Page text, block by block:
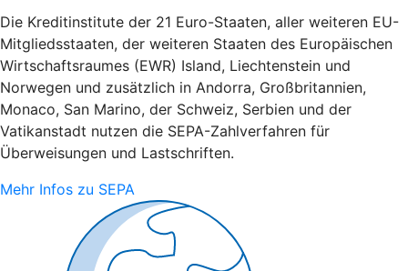
Die Kreditinstitute der 21 Euro-Staaten, aller weiteren EU-
Mitgliedsstaaten, der weiteren Staaten des Europäischen
Wirtschaftsraumes (EWR) Island, Liechtenstein und
Norwegen und zusätzlich in Andorra, Großbritannien,
Monaco, San Marino, der Schweiz, Serbien und der
Vatikanstadt nutzen die SEPA-Zahlverfahren für
Überweisungen und Lastschriften.
Mehr Infos zu SEPA